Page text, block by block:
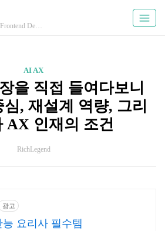
주현 - AX | Backend/Frontend Developer
AI AX
을 직접 들여다보니
, 재설계 역량, 그리
AX 인재의 조건
RichLegend
광고
요리사 필수템